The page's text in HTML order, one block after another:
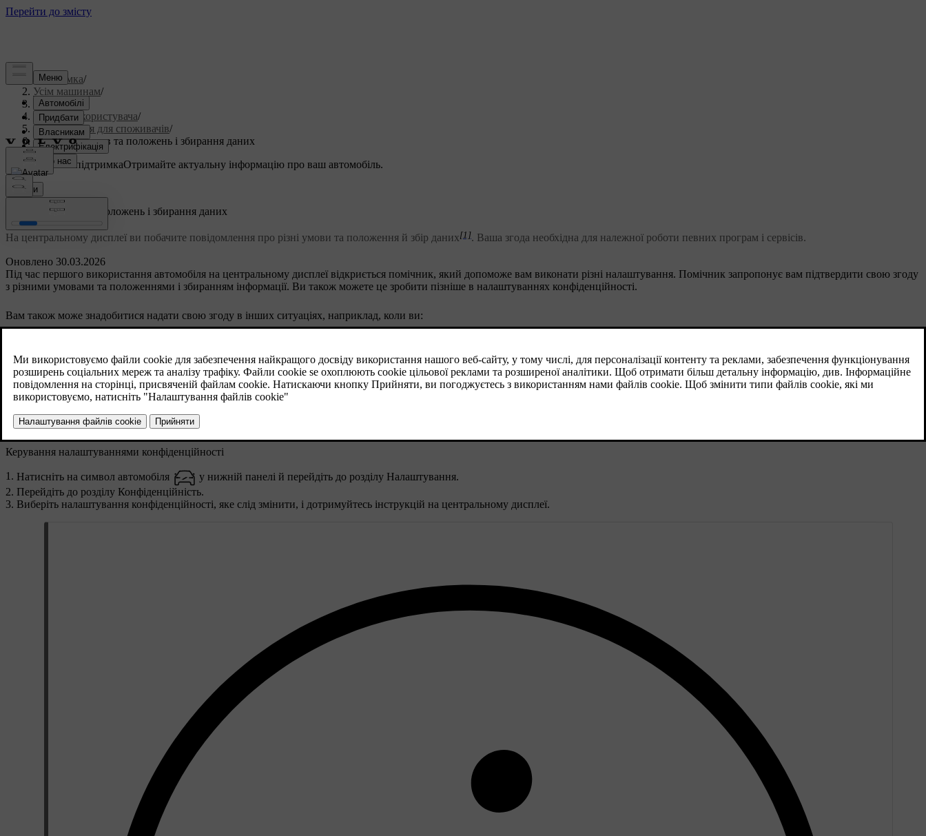
Підтримка/
Усім машинам/
S60 2023/
Посібник користувача/
Інформація для споживачів/
Прийняття умов та положень і збирання даних
Індивідуальна підтримкаОтримайте актуальну інформацію про ваш автомобіль.
Ввійти
Оновлено 30.03.2026
Прийняття умов та положень і збирання даних
На центральному дисплеї ви побачите повідомлення про різні умови та положення й збір даних[1]. Ваша згода необхідна для належної роботи певних програм і сервісів.
Під час першого використання автомобіля на центральному дисплеї відкриється помічник, який допоможе вам виконати різні налаштування. Помічник запропонує вам підтвердити свою згоду
з різними умовами та положеннями і збиранням інформації. Ви також можете це зробити пізніше в налаштуваннях конфіденційності.
Вам також може знадобитися надати свою згоду в інших ситуаціях, наприклад, коли ви:
Додаєте новий профіль.
Видаляєте профіль.
Змінюєте власника автомобіля.
Скидаєте дані користувача або виконуєте скидання до заводських налаштувань.
Якщо ви вирішите не приймати налаштування конфіденційності, ви не зможете користуватися функціями програм і сервісів у повному обсязі.
Керування налаштуваннями конфіденційності
Натисніть на символ автомобіля у нижній панелі й перейдіть до розділу Налаштування.
Перейдіть до розділу Конфіденційність.
Виберіть налаштування конфіденційності, яке слід змінити, і дотримуйтесь інструкцій на центральному дисплеї.